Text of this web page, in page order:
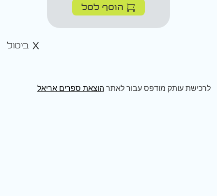
הוסף לסל
ביטול
לרכישת עותק מודפס עבור לאתר הוצאת ספרים אריאל